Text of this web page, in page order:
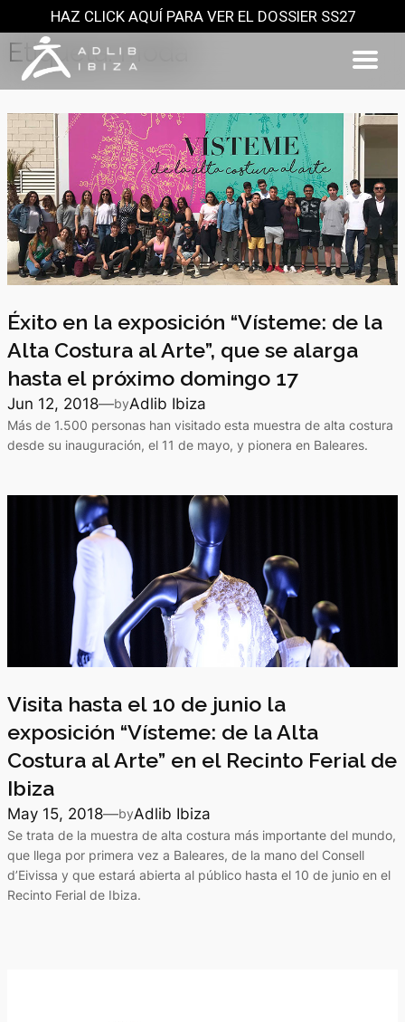
al
contenido
HAZ CLICK AQUÍ PARA VER EL DOSSIER SS27
Etiqueta:Moda
Éxito en la exposición “Vísteme: de la
Alta Costura al Arte”, que se alarga
hasta el próximo domingo 17
Jun 12, 2018—byAdlib Ibiza
Más de 1.500 personas han visitado esta muestra de alta costura
desde su inauguración, el 11 de mayo, y pionera en Baleares.
Visita hasta el 10 de junio la
exposición “Vísteme: de la Alta
Costura al Arte” en el Recinto Ferial de
Ibiza
May 15, 2018—byAdlib Ibiza
Se trata de la muestra de alta costura más importante del mundo,
que llega por primera vez a Baleares, de la mano del Consell
d’Eivissa y que estará abierta al público hasta el 10 de junio en el
Recinto Ferial de Ibiza.